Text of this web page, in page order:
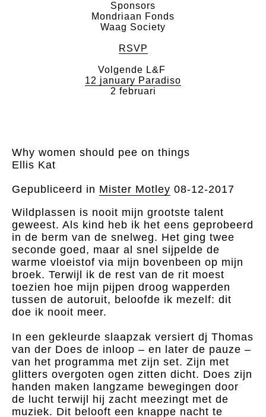
Sponsors
Mondriaan Fonds
Waag Society
RSVP
Volgende L&F
12 january Paradiso
2 februari
Why women should pee on things
Ellis Kat
Gepubliceerd in Mister Motley 08-12-2017
Wildplassen is nooit mijn grootste talent
geweest. Als kind heb ik het eens geprobeerd
in de berm van de snelweg. Het ging twee
seconde goed, maar al snel sijpelde de
warme vloeistof via mijn bovenbeen op mijn
broek. Terwijl ik de rest van de rit moest
toezien hoe mijn pijpen droog wapperden
tussen de autoruit, beloofde ik mezelf: dit
doe ik nooit meer.
In een gekleurde slaapzak versiert dj Thomas
van der Does de inloop – en later de pauze –
van het programma met zijn set. Zijn met
glitters overgoten ogen zitten dicht. Does zijn
handen maken langzame bewegingen door
de lucht terwijl hij zacht meezingt met de
muziek. Dit belooft een knappe nacht te